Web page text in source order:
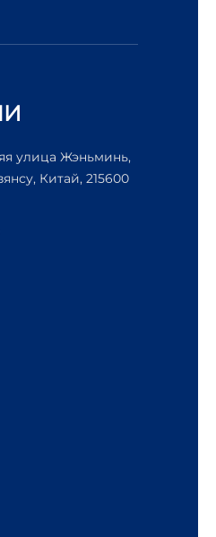
улица Жэньминь,
Китай, 215600